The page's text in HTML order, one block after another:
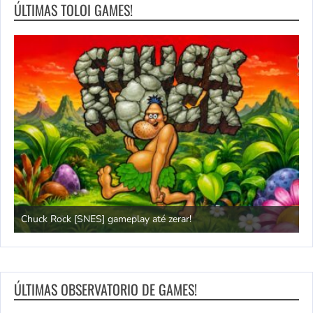
ÚLTIMAS TOLOI GAMES!
Chuck Rock [SNES] gameplay até zerar!
ÚLTIMAS OBSERVATORIO DE GAMES!